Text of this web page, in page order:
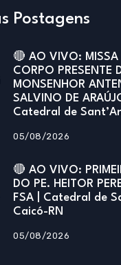
Postagens
🔴 AO VIVO: MISSA
CORPO PRESENTE
MONSENHOR
SALVINO DE
Catedral de
05/08/2026
🔴 AO VIVO:
DO PE. HEITOR
FSA | Catedral de
Caicó-RN
05/08/2026